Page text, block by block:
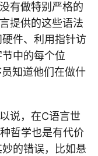
有做特别严格的
提供的这些语法
件、利用指针访
中的每个位
知道他们在做什
说，在C语言世
哲学也是有代价
的错误，比如悬